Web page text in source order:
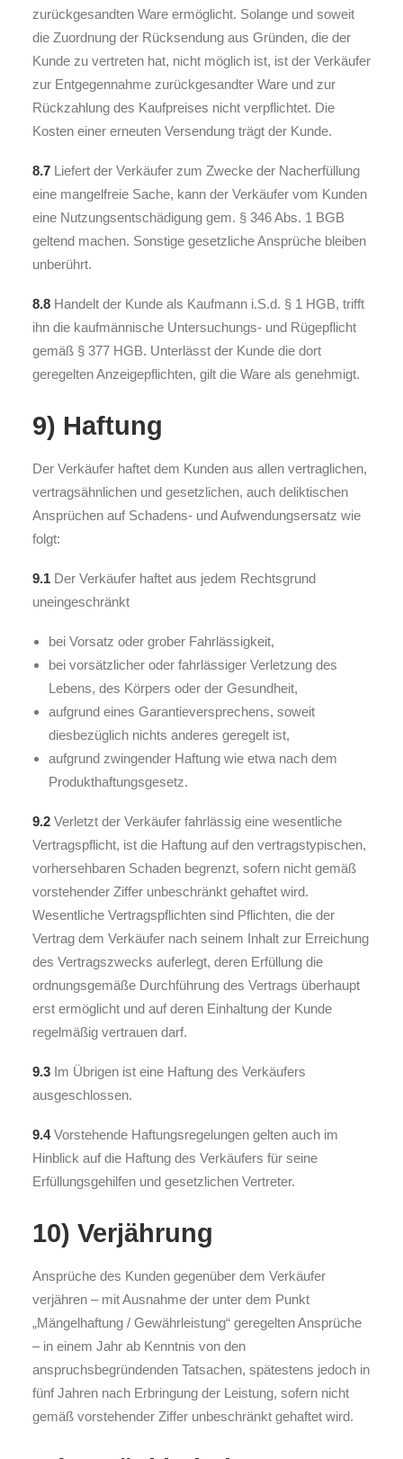
zurückgesandten Ware ermöglicht. Solange und soweit
die Zuordnung der Rücksendung aus Gründen, die der
Kunde zu vertreten hat, nicht möglich ist, ist der Verkäufer
zur Entgegennahme zurückgesandter Ware und zur
Rückzahlung des Kaufpreises nicht verpflichtet. Die
Kosten einer erneuten Versendung trägt der Kunde.
8.7 Liefert der Verkäufer zum Zwecke der Nacherfüllung
eine mangelfreie Sache, kann der Verkäufer vom Kunden
eine Nutzungsentschädigung gem. § 346 Abs. 1 BGB
geltend machen. Sonstige gesetzliche Ansprüche bleiben
unberührt.
8.8 Handelt der Kunde als Kaufmann i.S.d. § 1 HGB, trifft
ihn die kaufmännische Untersuchungs- und Rügepflicht
gemäß § 377 HGB. Unterlässt der Kunde die dort
geregelten Anzeigepflichten, gilt die Ware als genehmigt.
9) Haftung
Der Verkäufer haftet dem Kunden aus allen vertraglichen,
vertragsähnlichen und gesetzlichen, auch deliktischen
Ansprüchen auf Schadens- und Aufwendungsersatz wie
folgt:
9.1 Der Verkäufer haftet aus jedem Rechtsgrund
uneingeschränkt
bei Vorsatz oder grober Fahrlässigkeit,
bei vorsätzlicher oder fahrlässiger Verletzung des
Lebens, des Körpers oder der Gesundheit,
aufgrund eines Garantieversprechens, soweit
diesbezüglich nichts anderes geregelt ist,
aufgrund zwingender Haftung wie etwa nach dem
Produkthaftungsgesetz.
9.2 Verletzt der Verkäufer fahrlässig eine wesentliche
Vertragspflicht, ist die Haftung auf den vertragstypischen,
vorhersehbaren Schaden begrenzt, sofern nicht gemäß
vorstehender Ziffer unbeschränkt gehaftet wird.
Wesentliche Vertragspflichten sind Pflichten, die der
Vertrag dem Verkäufer nach seinem Inhalt zur Erreichung
des Vertragszwecks auferlegt, deren Erfüllung die
ordnungsgemäße Durchführung des Vertrags überhaupt
erst ermöglicht und auf deren Einhaltung der Kunde
regelmäßig vertrauen darf.
9.3 Im Übrigen ist eine Haftung des Verkäufers
ausgeschlossen.
9.4Vorstehende Haftungsregelungen gelten auch im
Hinblick auf die Haftung des Verkäufers für seine
Erfüllungsgehilfen und gesetzlichen Vertreter.
10) Verjährung
Ansprüche des Kunden gegenüber dem Verkäufer
verjähren – mit Ausnahme der unter dem Punkt
„Mängelhaftung / Gewährleistung“ geregelten Ansprüche
– in einem Jahr ab Kenntnis von den
anspruchsbegründenden Tatsachen, spätestens jedoch in
fünf Jahren nach Erbringung der Leistung, sofern nicht
gemäß vorstehender Ziffer unbeschränkt gehaftet wird.